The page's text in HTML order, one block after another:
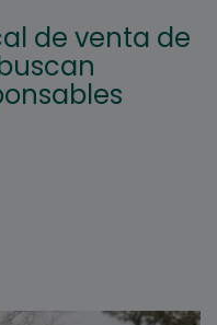
de venta de